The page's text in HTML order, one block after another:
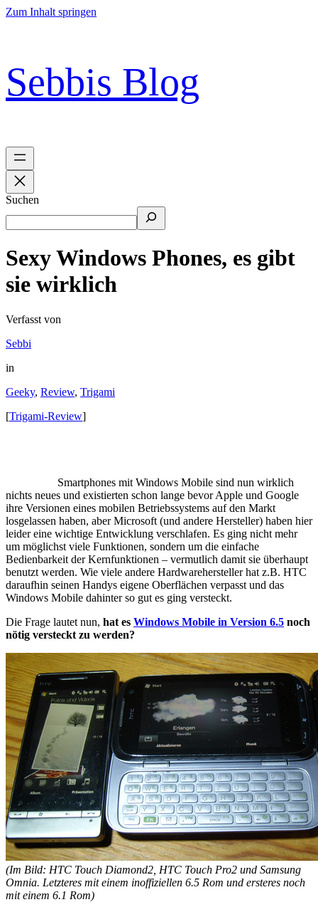
Zum Inhalt springen
Sebbis Blog
Suchen
Sexy Windows Phones, es gibt
sie wirklich
Verfasst von
Sebbi
in
Geeky, Review, Trigami
[Trigami-Review]
Smartphones mit Windows Mobile sind nun wirklich
nichts neues und existierten schon lange bevor Apple und Google
ihre Versionen eines mobilen Betriebssystems auf den Markt
losgelassen haben, aber Microsoft (und andere Hersteller) haben hier
leider eine wichtige Entwicklung verschlafen. Es ging nicht mehr
um möglichst viele Funktionen, sondern um die einfache
Bedienbarkeit der Kernfunktionen – vermutlich damit sie überhaupt
benutzt werden. Wie viele andere Hardwarehersteller hat z.B. HTC
daraufhin seinen Handys eigene Oberflächen verpasst und das
Windows Mobile dahinter so gut es ging versteckt.
Die Frage lautet nun, hat es Windows Mobile in Version 6.5 noch
nötig versteckt zu werden?
(Im Bild: HTC Touch Diamond2, HTC Touch Pro2 und Samsung
Omnia. Letzteres mit einem inoffiziellen 6.5 Rom und ersteres noch
mit einem 6.1 Rom)